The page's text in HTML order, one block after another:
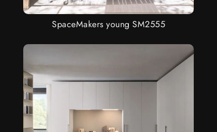
SpaceMakers young SM2555